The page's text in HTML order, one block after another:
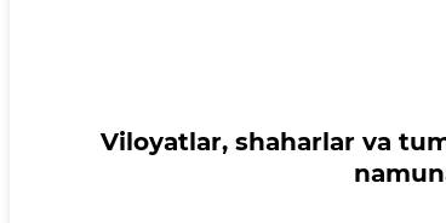
Viloyatlar, shaharlar va